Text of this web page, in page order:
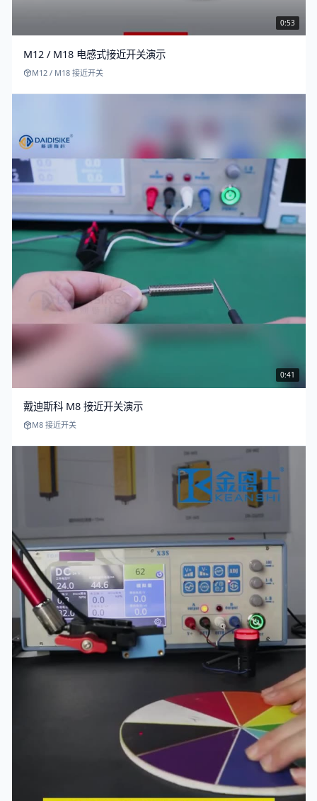
0:53
M12 / M18 电感式接近开关演示
M12 / M18 接近开关
0:41
戴迪斯科 M8 接近开关演示
M8 接近开关